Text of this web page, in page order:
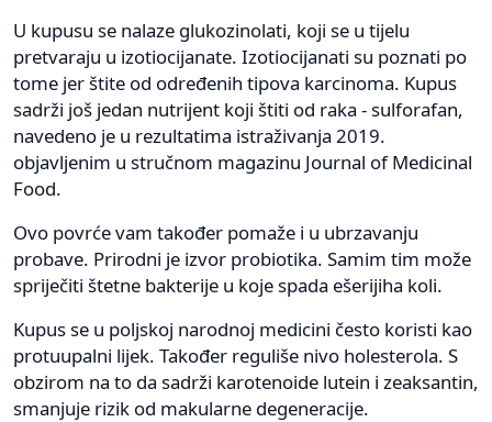
U kupusu se nalaze glukozinolati, koji se u tijelu
pretvaraju u izotiocijanate. Izotiocijanati su poznati po
tome jer štite od određenih tipova karcinoma. Kupus
sadrži još jedan nutrijent koji štiti od raka - sulforafan,
navedeno je u rezultatima istraživanja 2019.
objavljenim u stručnom magazinu Journal of Medicinal
Food.
Ovo povrće vam također pomaže i u ubrzavanju
probave. Prirodni je izvor probiotika. Samim tim može
spriječiti štetne bakterije u koje spada ešerijiha koli.
Kupus se u poljskoj narodnoj medicini često koristi kao
protuupalni lijek. Također reguliše nivo holesterola. S
obzirom na to da sadrži karotenoide lutein i zeaksantin,
smanjuje rizik od makularne degeneracije.